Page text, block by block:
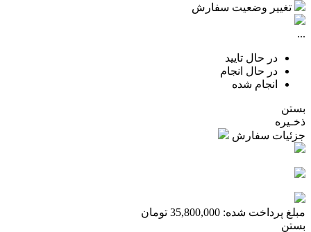
تغییر وضعیت سفارش
...
در حال تایید
در حال انجام
انجام شده
بستن
ذخـیره
جزئیات سفارش
مبلغ پرداخت شده: 35,800,000 تومان
بستن